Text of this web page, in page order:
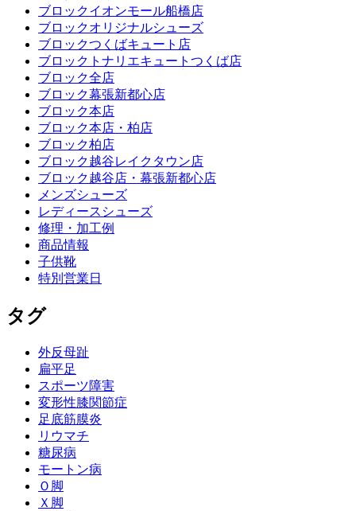
ブロックイオンモール船橋店
ブロックオリジナルシューズ
ブロックつくばキュート店
ブロックトナリエキュートつくば店
ブロック全店
ブロック幕張新都心店
ブロック本店
ブロック本店・柏店
ブロック柏店
ブロック越谷レイクタウン店
ブロック越谷店・幕張新都心店
メンズシューズ
レディースシューズ
修理・加工例
商品情報
子供靴
特別営業日
タグ
外反母趾
扁平足
スポーツ障害
変形性膝関節症
足底筋膜炎
リウマチ
糖尿病
モートン病
Ｏ脚
Ｘ脚